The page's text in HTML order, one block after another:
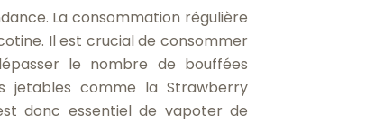
La consommation régulière
Il est crucial de consommer
le nombre de bouffées
jetables comme la Strawberry
donc essentiel de vapoter de